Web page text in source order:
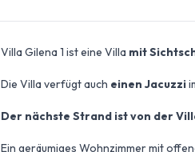
Villa Gilena 1 ist eine Villa mit
Die Villa verfügt auch einen Jacuzzi
Der nächste Strand ist von der
Ein geräumiges Wohnzimmer mit